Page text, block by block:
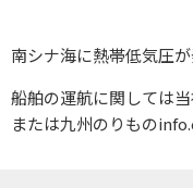
南シナ海に熱帯低気圧が
船舶の運航に関しては
または九州のりもの